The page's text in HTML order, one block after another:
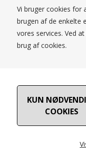
Vi bruger cookies for
brugen af de enkelte
vores services. Ved
brug af cookies.
materialer af høj kvalitet,
Med sin skræddersyede
blazer en flatterende
kropsform. De fint
praktisk funktionalitet
klassiske bukser eller
professionelt look, eller
begivenheder.Sæt et
sofistikerede blazer, der
der viser din sans for
element til din garderobe,